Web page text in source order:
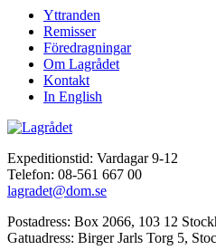
Yttranden
Remisser
Föredragningar
Om Lagrådet
Kontakt
In English
Expeditionstid: Vardagar 9-12
Telefon: 08-561 667 00
lagradet@dom.se
Postadress: Box 2066, 103 12
Gatuadress: Birger Jarls Torg 5,